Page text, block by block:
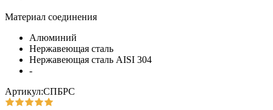
Материал соединения
Алюминий
Нержавеющая сталь
Нержавеющая сталь AISI 304
-
Артикул:СПБРС